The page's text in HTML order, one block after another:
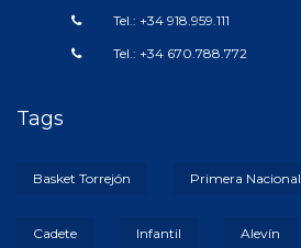
Tel.: +34 918.959.111
Tel.: +34 670.788.772
Tags
Basket Torrejón Primera Nacional
Cadete Infantil Alevín